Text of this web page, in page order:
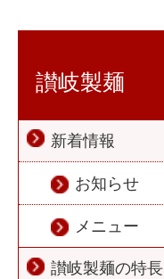
讃岐製麺
新着情報
お知らせ
メニュー
讃岐製麺の特長